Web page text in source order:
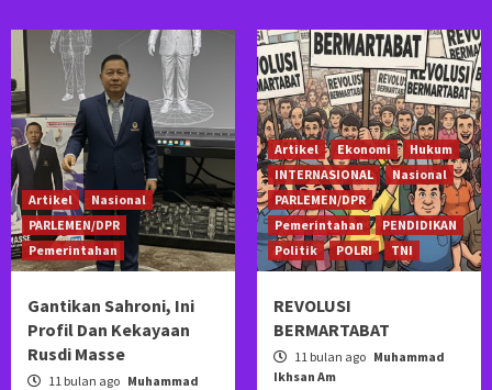
Artikel
Nasional
PARLEMEN/DPR
Pemerintahan
Gantikan Sahroni, Ini
Profil Dan Kekayaan
Rusdi Masse
11 bulan ago Muhammad
Artikel Ekonomi
Hukum
INTERNASIONAL
Nasional
PARLEMEN/DPR
Pemerintahan
PENDIDIKAN
Politik
POLRI TNI
REVOLUSI
BERMARTABAT
11 bulan ago Muhammad
Ikhsan Am